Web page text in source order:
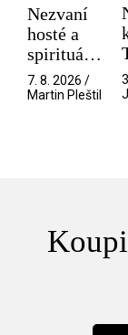
Nezvaní
hosté a
spirituální
narušitelé
z vesmíru
7. 8. 2026 /
Martin Pleštil